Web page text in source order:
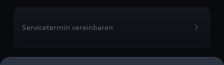
Servicetermin vereinbaren